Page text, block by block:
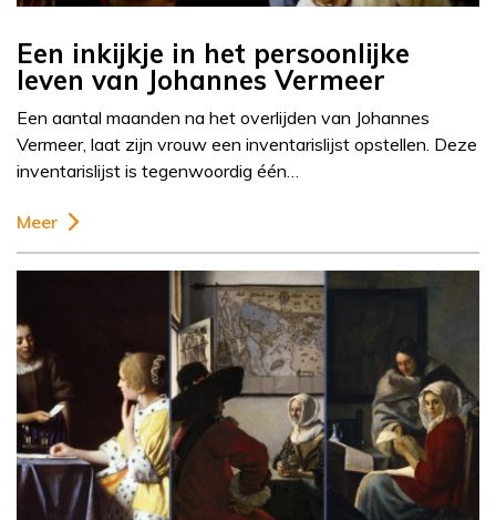
Een inkijkje in het persoonlijke
leven van Johannes Vermeer
Een aantal maanden na het overlijden van Johannes
Vermeer, laat zijn vrouw een inventarislijst opstellen. Deze
inventarislijst is tegenwoordig één…
Meer